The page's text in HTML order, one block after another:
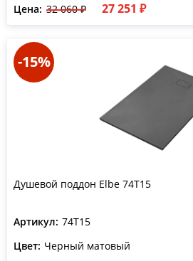
Цена: 32 060 ₽ 27 251 ₽
-15%
Душевой поддон Elbe 74T15
Артикул: 74T15
Цвет: Черный матовый